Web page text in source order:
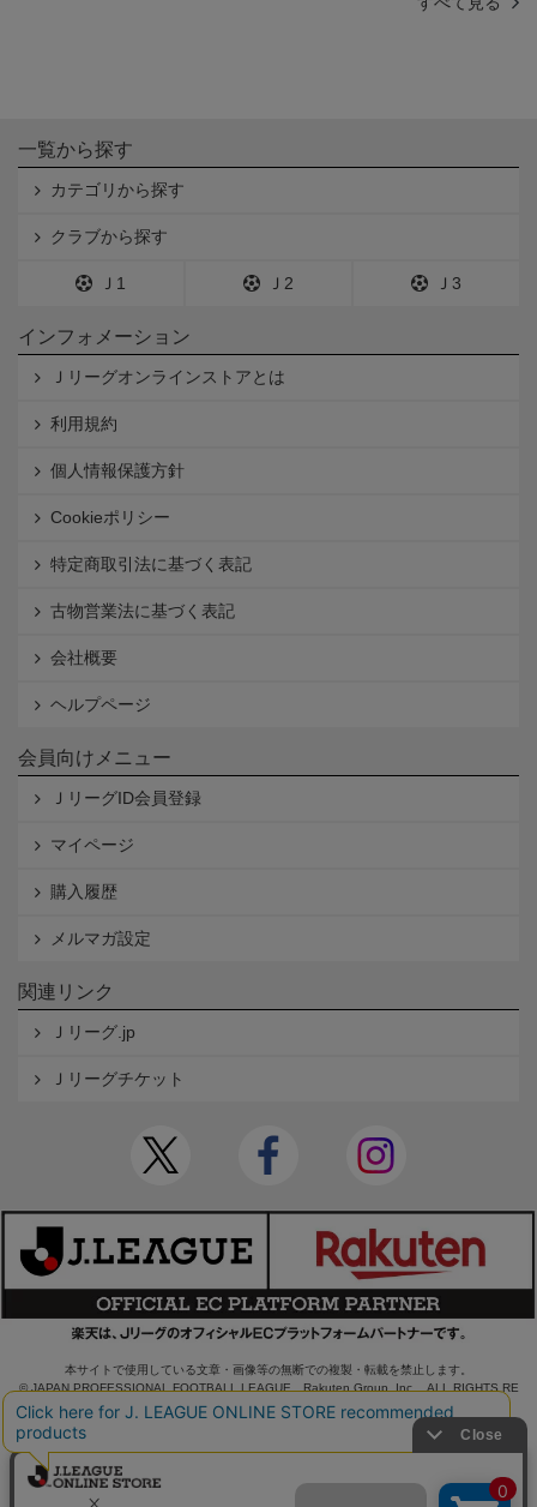
一覧から探す
カテゴリから探す
クラブから探す
Ｊ1 Ｊ2 Ｊ3
インフォメーション
Ｊリーグオンラインストアとは
利用規約
個人情報保護方針
Cookieポリシー
特定商取引法に基づく表記
古物営業法に基づく表記
会社概要
ヘルプページ
会員向けメニュー
ＪリーグID会員登録
マイページ
購入履歴
メルマガ設定
関連リンク
Ｊリーグ.jp
Ｊリーグチケット
本サイトで使用している文章・画像等の無断での複製・転載を禁止します。
© JAPAN PROFESSIONAL FOOTBALL LEAGUE Rakuten Group, Inc. ALL RIGHTS RE
SERVED.